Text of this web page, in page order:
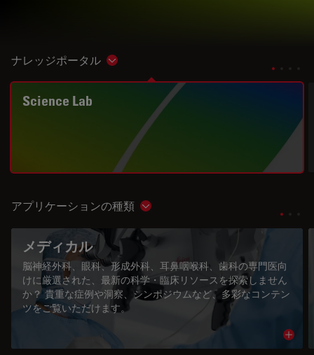
ナレッジポータル Show subnavigation
Science Lab
アプリケーションの種類 Show subnavigation
メディカル
脳神経外科、眼科、形成外科、耳鼻咽喉科、歯科の専門医向
けに厳選された、最新の科学・臨床リソースを探索しません
か？ 貴重な症例や洞察、シンポジウムなど、多彩なコンテン
ツをご覧いただけます。